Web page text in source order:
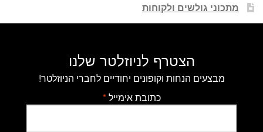
מתכוני גולשים ולקוחות
הצטרף לניוזלטר שלנו
מבצעים הנחות וקופונים יחודיים לחברי הניוזלטר!
כתובת אימייל*